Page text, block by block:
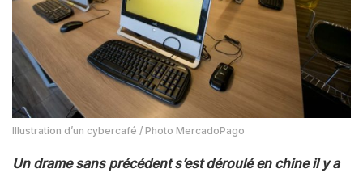
Illustration d’un cybercafé / Photo MercadoPago
Un drame sans précédent s’est déroulé en chine il y a